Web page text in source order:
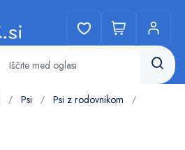
/ Psi / Psi z rodovnikom /